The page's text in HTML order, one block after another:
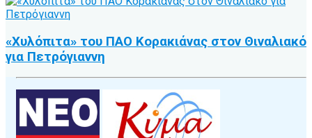
«Χυλόπιτα» του ΠΑΟ Κορακιάνας στον Θιναλιακό
για Πετρόγιαννη